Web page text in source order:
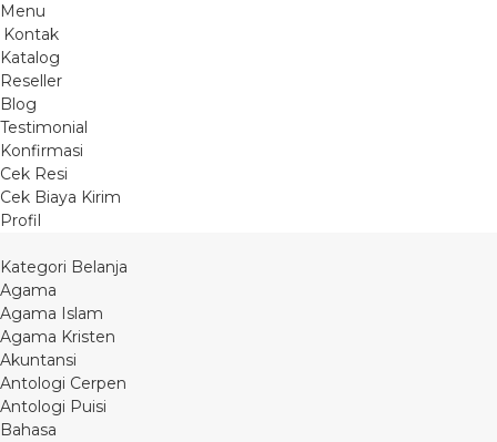
Menu
Kontak
Katalog
Reseller
Blog
Testimonial
Konfirmasi
Cek Resi
Cek Biaya Kirim
Profil
Kategori Belanja
Agama
Agama Islam
Agama Kristen
Akuntansi
Antologi Cerpen
Antologi Puisi
Bahasa